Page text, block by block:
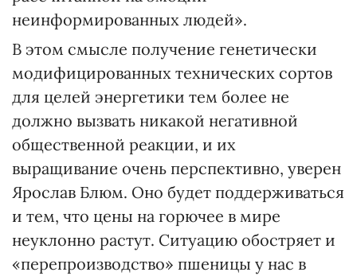
неинформированных людей».
В этом смысле получение генетически
модифицированных технических сортов
для целей энергетики тем более не
должно вызвать никакой негативной
общественной реакции, и их
выращивание очень перспективно, уверен
Ярослав Блюм. Оно будет поддерживаться
и тем, что цены на горючее в мире
неуклонно растут. Ситуацию обостряет и
«перепроизводство» пшеницы у нас в